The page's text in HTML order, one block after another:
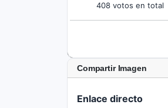
408 votos en total
Compartir Imagen
Enlace directo